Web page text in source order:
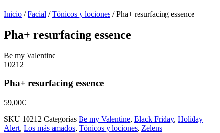
Inicio /Facial /Tónicos y lociones / Pha+ resurfacing essence
Pha+ resurfacing essence
Be my Valentine
10212
Pha+ resurfacing essence
59,00€
SKU 10212 Categorías Be my Valentine, Black Friday, Holiday
Alert, Los más amados, Tónicos y lociones, Zelens